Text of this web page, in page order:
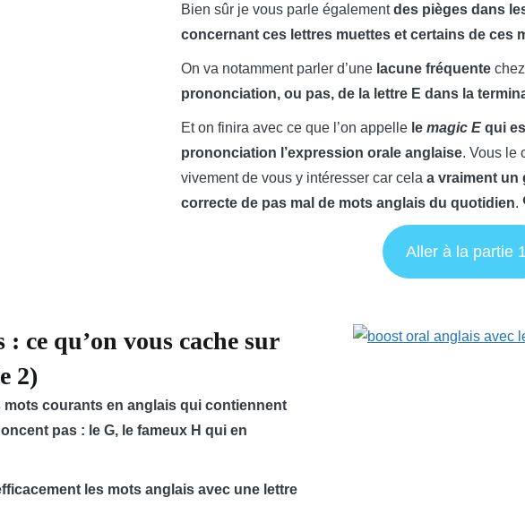
Bien sûr je vous parle égalementdes pièges dans
concernant ces lettres muettes et certains de ces
On va notamment parler d’une lacune fréquente
prononciation, ou pas, de la lettre E dans la
Et on finira avec ce que l’on appelle lemagic E qui
prononciation l’expression orale anglaise. Vous le
vivement de vous y intéresser car celaa vraiment un
correcte de pas mal de mots anglais du quotidien.
Aller à la partie 1
ce qu’on vous cache sur
2)
mots courants en anglais qui contiennent
pas : le G, le fameux H qui en
les mots anglais avec une lettre